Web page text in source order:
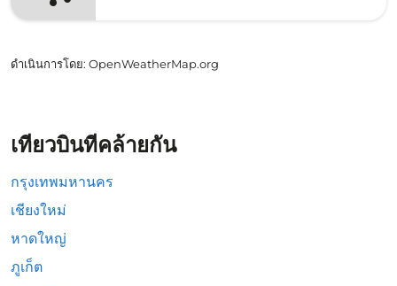
ดำเนินการโดย: OpenWeatherMap.org
เที่ยวบินที่คล้ายกัน
กรุงเทพมหานคร
เชียงใหม่
หาดใหญ่
ภูเก็ต